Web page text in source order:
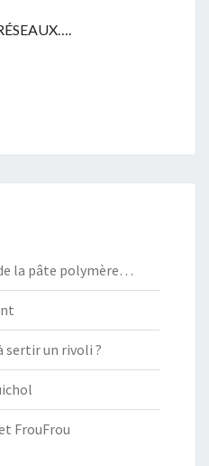
la pâte polymère…
sertir un rivoli ?
FrouFrou